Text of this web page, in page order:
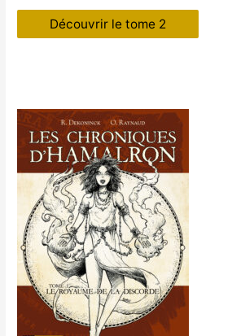
Découvrir le tome 2